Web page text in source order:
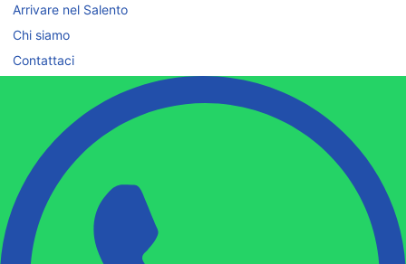
Arrivare nel Salento
Chi siamo
Contattaci